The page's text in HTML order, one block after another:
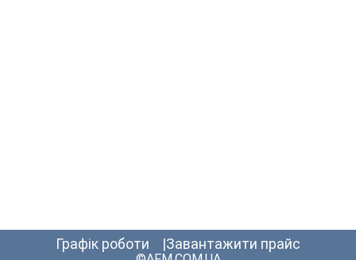
графік роботи Завантажити прайс